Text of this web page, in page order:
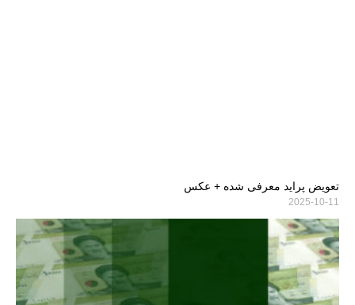
تعویض پراید معرفی شده + عکس
2025-10-11